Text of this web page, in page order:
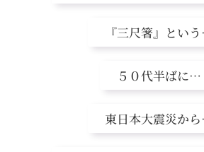
『三尺箸』とい
５０代半ばに…
東日本大震災か